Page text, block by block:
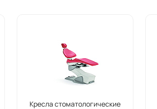
Кресла стоматологические